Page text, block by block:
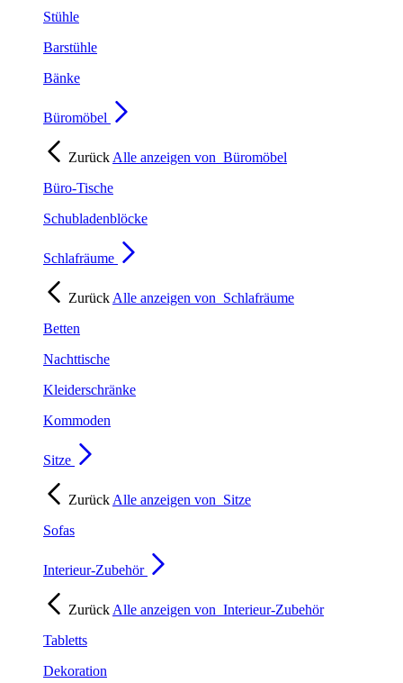
Stühle
Barstühle
Bänke
Büromöbel
Zurück Alle anzeigen von Büromöbel
Büro-Tische
Schubladenblöcke
Schlafräume
Zurück Alle anzeigen von Schlafräume
Betten
Nachttische
Kleiderschränke
Kommoden
Sitze
Zurück Alle anzeigen von Sitze
Sofas
Interieur-Zubehör
Zurück Alle anzeigen von Interieur-Zubehör
Tabletts
Dekoration